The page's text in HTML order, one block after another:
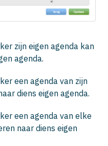
zijn eigen agenda kan
agenda.
een agenda van zijn
diens eigen agenda.
een agenda van elke
naar diens eigen